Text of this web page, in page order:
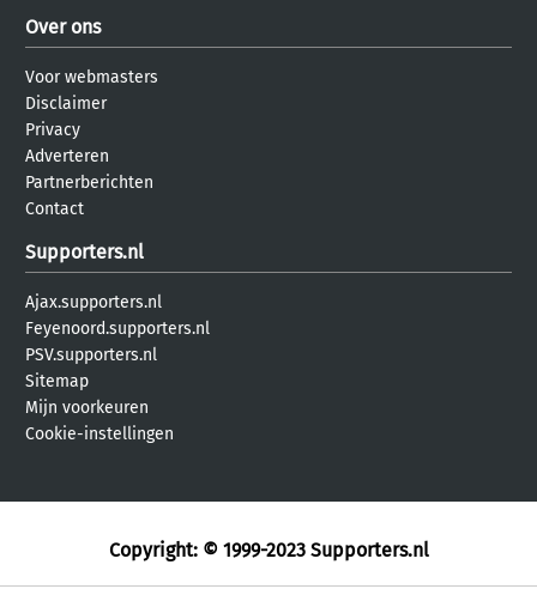
Over ons
Voor webmasters
Disclaimer
Privacy
Adverteren
Partnerberichten
Contact
Supporters.nl
Ajax.supporters.nl
Feyenoord.supporters.nl
PSV.supporters.nl
Sitemap
Mijn voorkeuren
Cookie-instellingen
Copyright: © 1999-2023 Supporters.nl